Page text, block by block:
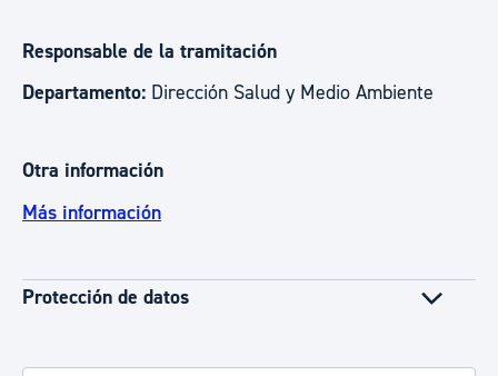
Responsable de la tramitación
Departamento: Dirección Salud y Medio Ambiente
Otra información
Más información
Protección de datos